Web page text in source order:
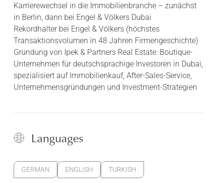
Karrierewechsel in die Immobilienbranche – zunächst
in Berlin, dann bei Engel & Völkers Dubai
Rekordhalter bei Engel & Völkers (höchstes
Transaktionsvolumen in 48 Jahren Firmengeschichte)
Gründung von Ipek & Partners Real Estate: Boutique-
Unternehmen für deutschsprachige Investoren in Dubai,
spezialisiert auf Immobilienkauf, After-Sales-Service,
Unternehmensgründungen und Investment-Strategien
Languages
GERMAN ENGLISH TURKISH